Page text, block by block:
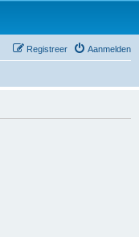
Aanmelden
Registreer